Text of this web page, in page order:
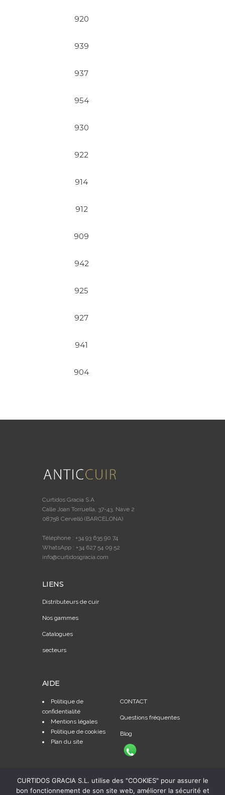
920
939
937
954
930
922
914
912
909
942
925
927
941
904
Curtidos Gracia S.A
Calle Joan Torruella, 37-43, Nave 2
08758 Cervelló (BARCELONA)
Téléphone : +34 93 635 90 74
WhatsApp : +34 627 54 09 52
info@curtidosgracia.com
LIENS
Distributeurs de cuir
Nos gammes
Catalogues
secteurs
AIDE
Politique de
confidentialité
Mentions légales
Politique de cookies
Plan du site
CONTACT
Questions fréquentes
Blog
CURTIDOS GRACIA S.L. utilise des "COOKIES" pour assurer le
bon fonctionnement de son site web, améliorer la sécurité et